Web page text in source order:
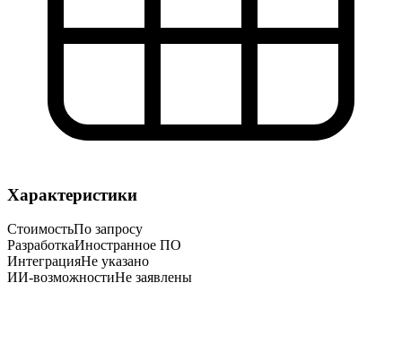
Характеристики
СтоимостьПо запросу
РазработкаИностранное ПО
ИнтеграцияНе указано
ИИ-возможностиНе заявлены